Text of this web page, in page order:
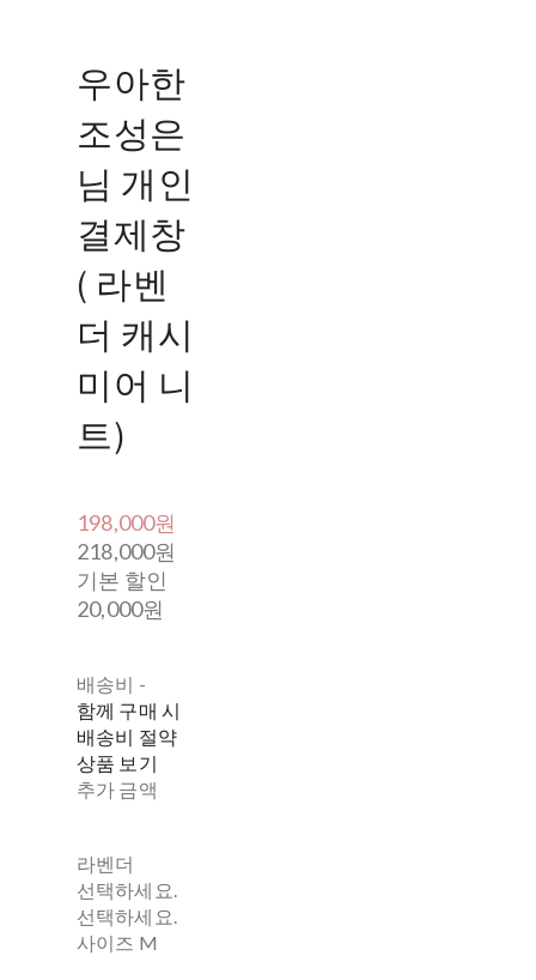
우아한
조성은
님 개인
결제창
( 라벤
더 캐시
미어 니
트)
198,000원
218,000원
기본 할인
20,000원
배송비 -
함께 구매 시
배송비 절약
상품 보기
추가 금액
라벤더
선택하세요.
선택하세요.
사이즈 M